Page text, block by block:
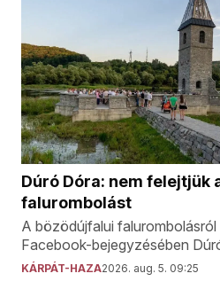
Dúró Dóra: nem felejtjük
falurombolást
A bözödújfalui falurombolásról
Facebook-bejegyzésében
KÁRPÁT-HAZA2026. aug. 5. 09:25